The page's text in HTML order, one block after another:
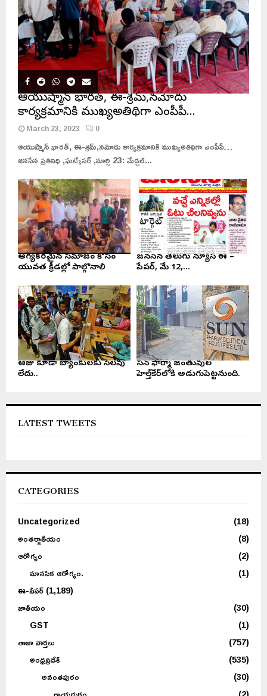
ఆయుష్మాన్ భారత్, ఈ-శ్రమ్,నమోదు
కార్యక్రమానికి ముఖ్యఅతిథిగా ఎంపీపీ…
March 23, 2023 0
ఆయుష్మాన్ భారత్, ఈ-శ్రమ్,నమోదు కార్యక్రమానికి ముఖ్యఅతిథిగా ఎంపీపీ…
జనసేన ప్రతినిధి ,ఘట్కేసర్ ,మార్చి 23: మేడ్చల్...
ఆరోగ్యకరమైన సమాజం కోసం
యువత క్రీడల్లో పాల్గొనాలి
జనసేన తెలుగు న్యూస్ ఈ –
పేపర్, మే 12,...
ఆరోజు కూడా బ్యాంకులకు సెలవు
లేదు..
సన్ ఫార్మా జంతువుల
హెల్త్‌కేర్‌లోకి అడుగుపెట్టనుంది.
LATEST TWEETS
CATEGORIES
Uncategorized
(18)
అంతర్జాతీయం
(8)
ఆరోగ్యం
(2)
మానసిక ఆరోగ్యం.
(1)
ఈ-పేపర్(1,189)
జాతీయం
(30)
GST
(1)
తాజా వార్తలు
(757)
అంధ్రప్రదేశ్
(535)
అనంతపురం
(30)